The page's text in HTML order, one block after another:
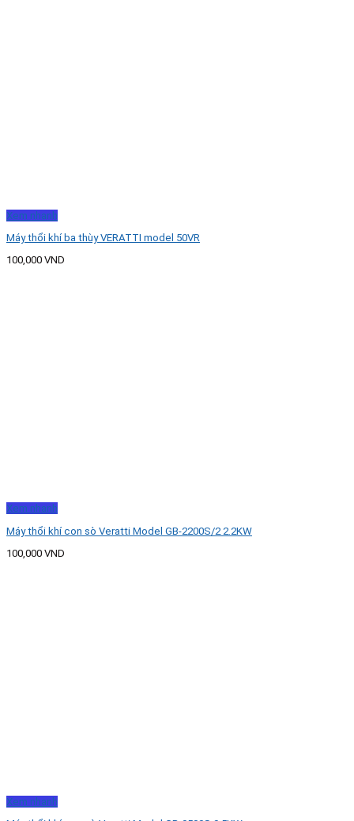
Xem nhanh
Máy thổi khí ba thùy VERATTI model 50VR
100,000 VND
Xem nhanh
Máy thổi khí con sò Veratti Model GB-2200S/2 2.2KW
100,000 VND
Xem nhanh